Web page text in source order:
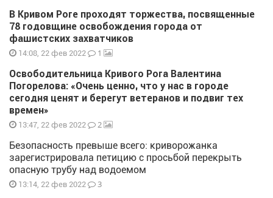
В Кривом Роге проходят торжества, посвященные
78 годовщине освобождения города от
фашистских захватчиков
14:08, 22 фев 2022 1
Освободительница Кривого Рога Валентина
Погорелова: «Очень ценно, что у нас в городе
сегодня ценят и берегут ветеранов и подвиг тех
времен»
13:47, 22 фев 2022 2
Безопасность превыше всего: криворожанка
зарегистрировала петицию с просьбой перекрыть
опасную трубу над водоемом
13:14, 22 фев 2022 3